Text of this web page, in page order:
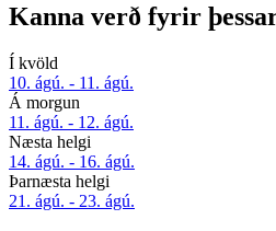
Kanna verð fyrir
Í kvöld
10. ágú. - 11. ágú.
Á morgun
11. ágú. - 12. ágú.
Næsta helgi
14. ágú. - 16. ágú.
Þarnæsta helgi
21. ágú. - 23. ágú.